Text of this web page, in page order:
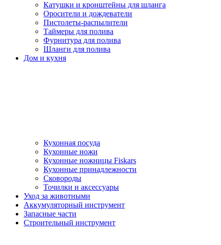
Катушки и кронштейны для шланга
Оросители и дождеватели
Пистолеты-распылители
Таймеры для полива
Фурнитура для полива
Шланги для полива
Дом и кухня
Кухонная посуда
Кухонные ножи
Кухонные ножницы Fiskars
Кухонные принадлежности
Сковороды
Точилки и аксессуары
Уход за животными
Аккумуляторный инструмент
Запасные части
Строительный инструмент